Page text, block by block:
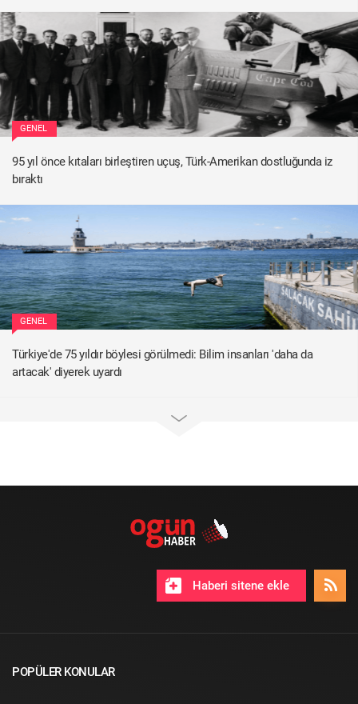
GENEL
95 yıl önce kıtaları birleştiren uçuş, Türk-Amerikan dostluğunda iz
bıraktı
GENEL
Türkiye'de 75 yıldır böylesi görülmedi: Bilim insanları 'daha da
artacak' diyerek uyardı
Haberi sitene ekle
POPÜLER KONULAR